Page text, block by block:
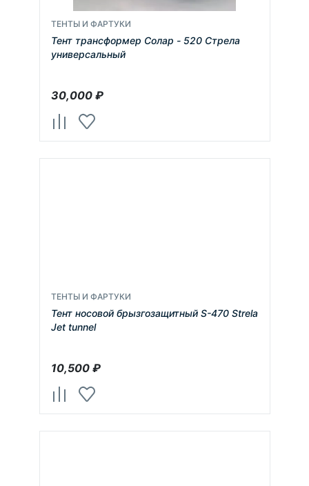
ТЕНТЫ И ФАРТУКИ
Тент трансформер Солар - 520 Стрела
универсальный
30,000₽
ТЕНТЫ И ФАРТУКИ
Тент носовой брызгозащитный S-470 Strela
Jet tunnel
10,500₽